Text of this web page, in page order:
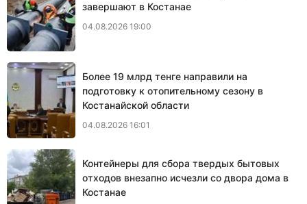
завершают в Костанае
04.08.2026 19:00
Более 19 млрд тенге направили на
подготовку к отопительному сезону в
Костанайской области
04.08.2026 16:01
Контейнеры для сбора твердых бытовых
отходов внезапно исчезли со двора дома в
Костанае